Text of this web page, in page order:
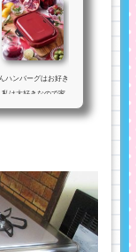
ハンバーグはお好き
は大好きなので家
が腕に飛び散り痛